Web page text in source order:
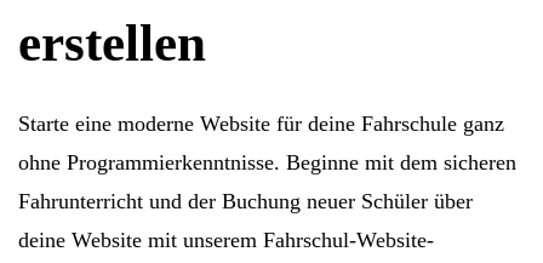
erstellen
Starte eine moderne Website für deine Fahrschule ganz
ohne Programmierkenntnisse. Beginne mit dem sicheren
Fahrunterricht und der Buchung neuer Schüler über
deine Website mit unserem Fahrschul-Website-